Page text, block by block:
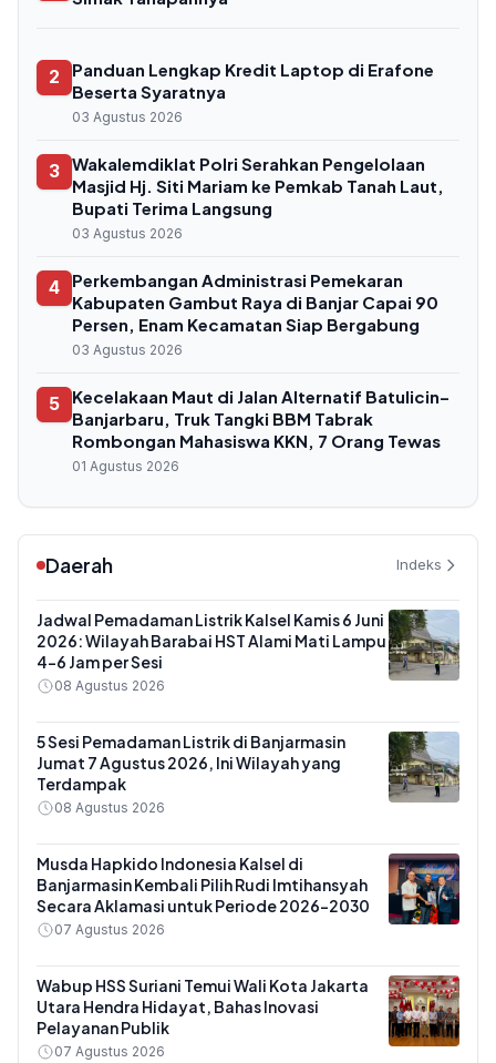
2
Panduan Lengkap Kredit Laptop di Erafone
Beserta Syaratnya
03 Agustus 2026
3 Wakalemdiklat Polri Serahkan Pengelolaan
Masjid Hj. Siti Mariam ke Pemkab Tanah Laut,
Bupati Terima Langsung
03 Agustus 2026
4
Perkembangan Administrasi Pemekaran
Kabupaten Gambut Raya di Banjar Capai 90
Persen, Enam Kecamatan Siap Bergabung
03 Agustus 2026
5
Kecelakaan Maut di Jalan Alternatif Batulicin–
Banjarbaru, Truk Tangki BBM Tabrak
Rombongan Mahasiswa KKN, 7 Orang Tewas
01 Agustus 2026
Daerah Indeks
Jadwal Pemadaman Listrik Kalsel Kamis 6 Juni
2026: Wilayah Barabai HST Alami Mati Lampu
4-6 Jam per Sesi
08 Agustus 2026
5 Sesi Pemadaman Listrik di Banjarmasin
Jumat 7 Agustus 2026, Ini Wilayah yang
Terdampak
08 Agustus 2026
Musda Hapkido Indonesia Kalsel di
Banjarmasin Kembali Pilih Rudi Imtihansyah
Secara Aklamasi untuk Periode 2026–2030
07 Agustus 2026
Wabup HSS Suriani Temui Wali Kota Jakarta
Utara Hendra Hidayat, Bahas Inovasi
Pelayanan Publik
07 Agustus 2026